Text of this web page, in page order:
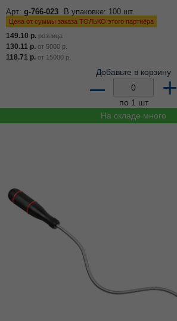
Арт: g-766-023 В упаковке: 100 шт.
Цена от суммы заказа ТОЛЬКО этого партнёра
149.10 р. розница
130.11 р. от 5000 р.
118.71 р. от 15000 р.
Добавьте в корзину
– +
по 1 шт
На складе много